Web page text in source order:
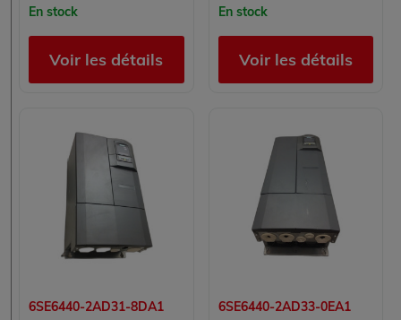
En stock
Voir les détails
En stock
Voir les détails
6SE6440-2AD31-8DA1
6SE6440-2AD33-0EA1